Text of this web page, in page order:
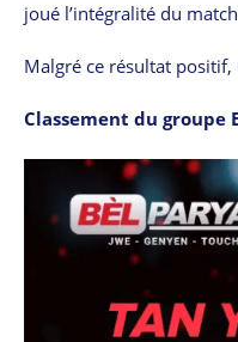
joué l’intégralité du
Malgré ce résultat positif,
Classement du groupe